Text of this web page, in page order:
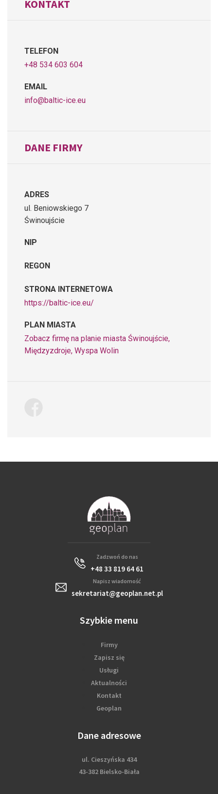
KONTAKT
TELEFON
+48 534 603 604
EMAIL
info@baltic-ice.eu
DANE FIRMY
ADRES
ul. Beniowskiego 7
Świnoujście
NIP
REGON
STRONA INTERNETOWA
https://baltic-ice.eu/
PLAN MIASTA
Zobacz firmę na planie miasta Świnoujście,
Międzyzdroje, Wyspa Wolin
Zadzwoń do nas
+48 33 819 64 61
Napisz wiadomość
sekretariat@geoplan.net.pl
Szybkie menu
Firmy
Zapisz się
Usługi
Aktualności
Kontakt
Geoplan
Dane adresowe
ul. Cieszyńska 434
43-382 Bielsko-Biała